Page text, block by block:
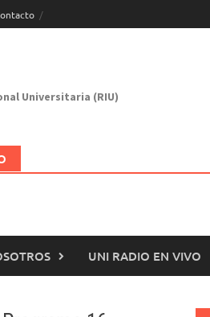
Universitaria (RIU)
UNI RADIO EN VIVO